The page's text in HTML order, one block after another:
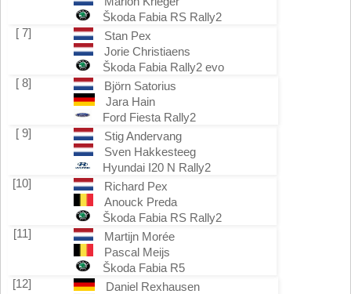
Škoda Fabia RS Rally2
[ 7]
Stan Pex
Jorie Christiaens
Škoda Fabia Rally2 evo
[ 8]
Björn Satorius
Jara Hain
Ford Fiesta Rally2
[ 9]
Stig Andervang
Sven Hakkesteeg
Hyundai I20 N Rally2
[10]
Richard Pex
Anouck Preda
Škoda Fabia RS Rally2
[11]
Martijn Morée
Pascal Meijs
Škoda Fabia R5
[12]
Daniel Rexhausen